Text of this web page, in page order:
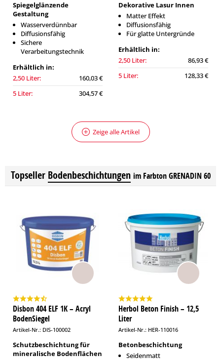
Spiegelglänzende
Gestaltung
Wasserverdünnbar
Diffusionsfähig
Sichere
Verarbeitungstechnik
Erhältlich in:
2,50 Liter:
160,03 €
5 Liter:
304,57 €
Dekorative Lasur Innen
Matter Effekt
Diffusionsfähig
Für glatte Untergründe
Erhältlich in:
2,50 Liter:
86,93 €
5 Liter:
128,33 €
Zeige alle Artikel
Topseller Bodenbeschichtungen im Farbton GRENADIN 60
Disbon 404 ELF 1K – Acryl
BodenSiegel
Artikel-Nr.: DIS-100002
Schutzbeschichtung für
mineralische Bodenflächen
Herbol Beton Finish – 12,5
Liter
Artikel-Nr.: HER-110016
Betonbeschichtung
Seidenmatt